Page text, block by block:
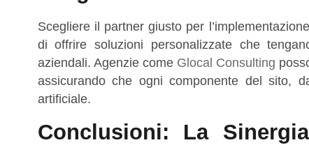
Scegliere il partner giusto per
di offrire soluzioni personalizzate che
aziendali. Agenzie come Glocal Consulting
assicurando che ogni componente del sito,
artificiale.
Conclusioni: La